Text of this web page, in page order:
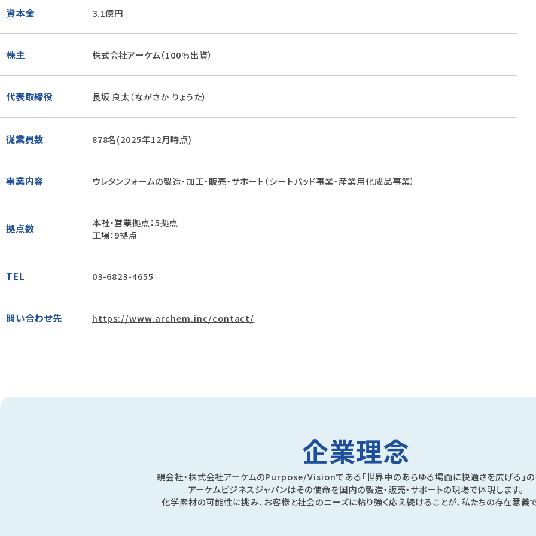
資本金 3.1億円
株主 株式会社アーケム（100%出資）
代表取締役 長坂 良太（ながさか りょうた）
従業員数 878名(2025年12月時点)
事業内容 ウレタンフォームの製造・加工・販売・サポート（シートパッド事業・産業用化成品事業）
拠点数
本社・営業拠点：5拠点
工場：9拠点
TEL 03-6823-4655
問い合わせ先 https://www.archem.inc/contact/
企業理念
親会社・株式会社アーケムのPurpose/Visionである「世界中のあらゆる場面に快適さを広げる」の
アーケムビジネスジャパンはその使命を国内の製造・販売・サポートの現場で体現します。
化学素材の可能性に挑み、お客様と社会のニーズに粘り強く応え続けることが、私たちの存在意義で